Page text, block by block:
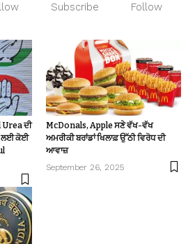
Subscribe Follow
Urea ਦੀ
ਲਈ ਕੋਈ
McDonals, Apple ਸਣੇ ਵੱਖ-ਵੱਖ
ਅਮਰੀਕੀ ਬਰਾਂਡਾਂ ਖਿਲਾਫ਼ ਉੱਠੀ ਵਿਰੋਧ ਦੀ
ਆਵਾਜ਼
September 26, 2025